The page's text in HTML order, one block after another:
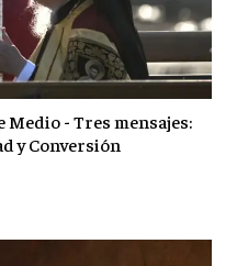
Medio - Tres mensajes:
y Conversión